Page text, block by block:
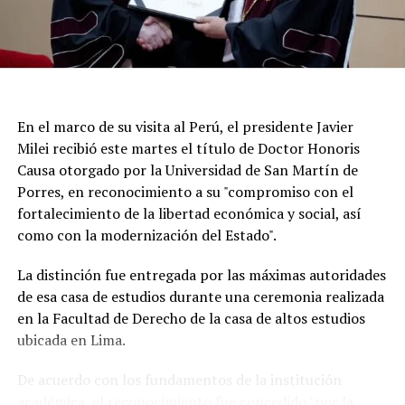
Según la reconstrucción realizada por los
Maldonado y luego se había ido hacia Punta del Este.
Un chofer de ómnibus aportó información clave al
recordar que la había trasladado y permitió a los
En el marco de su visita al Perú, el presidente Javier
Milei recibió este martes el título de Doctor Honoris
Causa otorgado por la Universidad de San Martín de
Porres, en reconocimiento a su "compromiso con el
fortalecimiento de la libertad económica y social, así
como con la modernización del Estado".
La distinción fue entregada por las máximas autoridades
de esa casa de estudios durante una ceremonia realizada
en la Facultad de Derecho de la casa de altos estudios
ubicada en Lima.